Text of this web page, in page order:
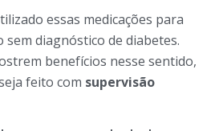
essas medicações para
sem diagnóstico de diabetes.
benefícios nesse sentido,
feito com supervisão